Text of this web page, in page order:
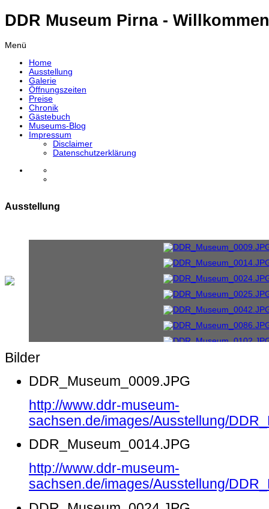
DDR Museum Pirna -
Menü
Home
Ausstellung
Galerie
Öffnungszeiten
Preise
Chronik
Gästebuch
Museums-Blog
Impressum
Disclaimer
Datenschutzerklärung
Ausstellung
Bilder
DDR_Museum_0009.JPG
http://www.ddr-museum-
sachsen.de/images/Ausstellung/
DDR_Museum_0014.JPG
http://www.ddr-museum-
sachsen.de/images/Ausstellung/